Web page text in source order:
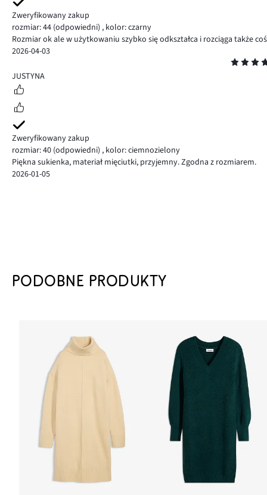
Zweryfikowany zakup
rozmiar: 44 (odpowiedni) , kolor: czarny
Rozmiar ok ale w użytkowaniu szybko się odkształca i rozciąga także
2026-04-03
5
JUSTYNA
Zweryfikowany zakup
rozmiar: 40 (odpowiedni) , kolor: ciemnozielony
Piękna sukienka, materiał mięciutki, przyjemny. Zgodna z rozmiarem.
2026-01-05
PODOBNE PRODUKTY